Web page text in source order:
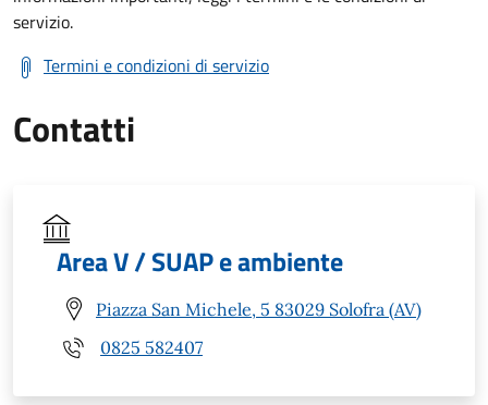
servizio.
Termini e condizioni di servizio
Contatti
Area V / SUAP e ambiente
Piazza San Michele, 5 83029 Solofra (AV)
0825 582407